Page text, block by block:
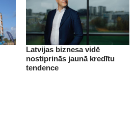
Latvijas biznesa vidē
nostiprinās jaunā kredītu
tendence